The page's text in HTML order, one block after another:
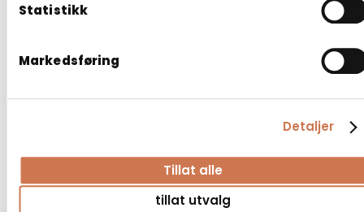
Statistikk
Markedsføring
Detaljer
Tillat alle
tillat utvalg